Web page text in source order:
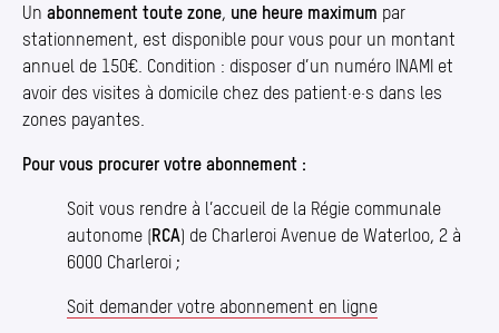
Un abonnement toute zone, une heure maximum par
stationnement, est disponible pour vous pour un montant
annuel de 150€. Condition : disposer d’un numéro INAMI et
avoir des visites à domicile chez des patient·e·s dans les
zones payantes.
Pour vous procurer votre abonnement :
Soit vous rendre à l’accueil de la Régie communale
autonome (RCA) de Charleroi Avenue de Waterloo, 2 à
6000 Charleroi ;
Soit demander votre abonnement en ligne